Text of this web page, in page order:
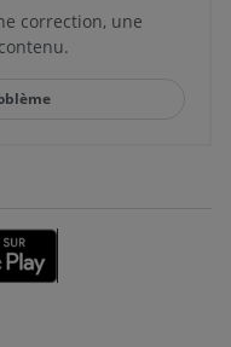
correction, une